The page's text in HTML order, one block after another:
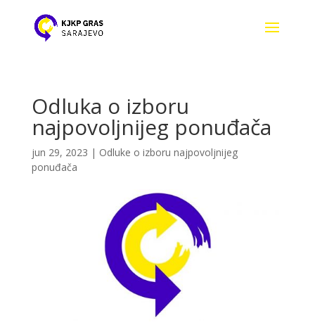
Odluka o izboru
najpovoljnijeg ponuđača
jun 29, 2023 | Odluke o izboru najpovoljnijeg
ponuđača